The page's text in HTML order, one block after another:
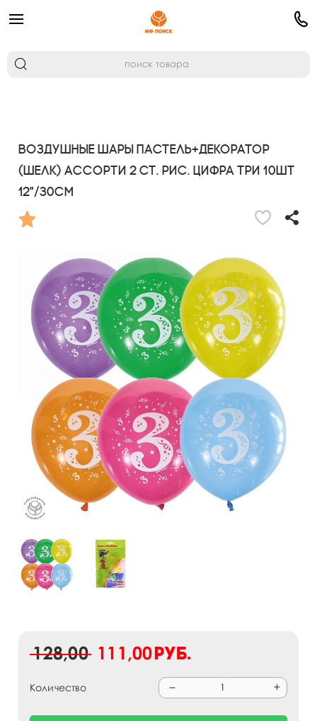
Воздушные шары Пастель+Декоратор
(шелк) ассорти 2 ст. рис. Цифра Три 10шт
12"/30см
128,00 111,00руб.
Количество